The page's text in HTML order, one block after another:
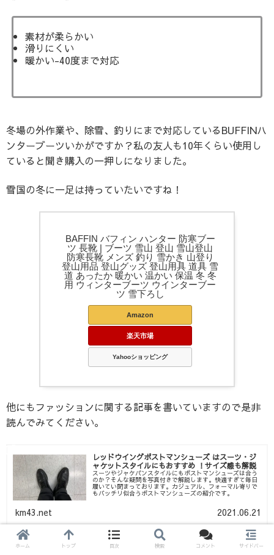
素材が柔らかい
滑りにくい
暖かい-40度まで対応
冬場の外作業や、除雪、釣りにまで対応しているBUFFINハ
ンターブーツいかがですか？私の友人も10年くらい使用し
ていると聞き購入の一押しになりました。
雪国の冬に一足は持っていたいですね！
BAFFIN バフィン ハンター 防寒ブー
ツ 長靴 | ブーツ 雪山 登山 雪山登山
防寒長靴 メンズ 釣り 雪かき 山登り
登山用品 登山グッズ 登山用具 道具 雪
道 あったか 暖かい 温かい 保温 冬 冬
用 ウィンターブーツ ウインターブー
ツ 雪下ろし
Amazon
楽天市場
Yahooショッピング
他にもファッションに関する記事を書いていますので是非
読んでみてください。
レッドウイングポストマンシューズ はスーツ・ジ
ャケットスタイルにもおすすめ ！サイズ感も解説
スーツやジャケパンスタイルにもポストマンシューズは合う
のか？そんな疑問を写真付きで解説します。快適すぎて毎日
履いてい閉まっております。カジュアル、フォーマル寄りで
もバッチリ似合うポストマンシューズの紹介です。
km43.net 2021.06.21
ホーム トップ 目次 検索 コメント サイドバー